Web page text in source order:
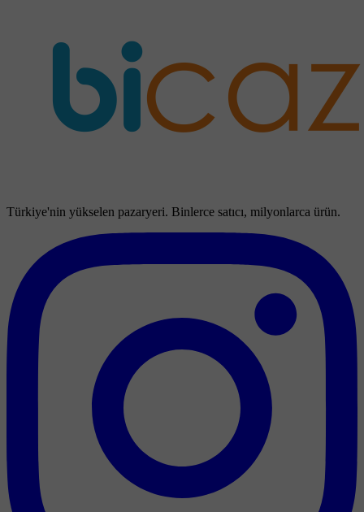
Türkiye'nin yükselen pazaryeri. Binlerce satıcı, milyonlarca ürün.